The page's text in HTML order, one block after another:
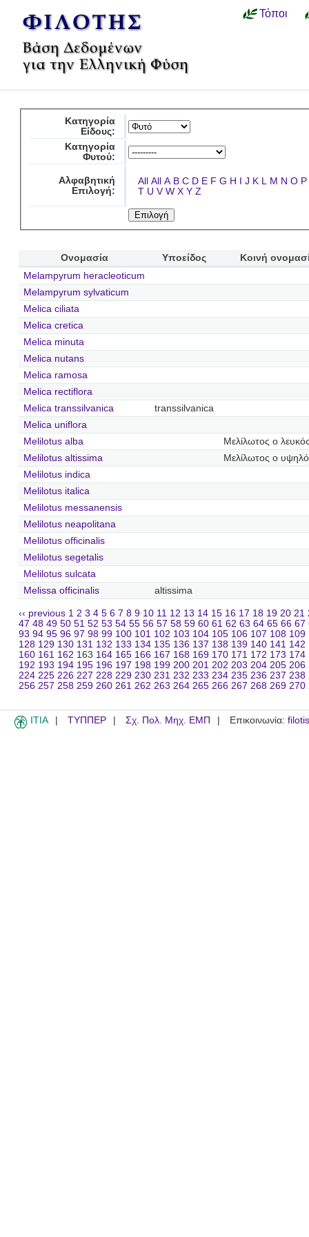
Τόποι
Κατηγορία
Είδους:
Κατηγορία
Φυτού:
Αλφαβητική
Επιλογή:
All All A B C D E F G H I J K L M N O P
T U V W X Y Z
Ονομασία Υποείδος
Κοινή
Melampyrum heracleoticum
Melampyrum sylvaticum
Melica ciliata
Melica cretica
Melica minuta
Melica nutans
Melica ramosa
Melica rectiflora
Melica transsilvanica
transsilvanica
Melica uniflora
Melilotus alba
Μελίλωτος ο
Melilotus altissima
Μελίλωτος ο
Melilotus indica
Melilotus italica
Melilotus messanensis
Melilotus neapolitana
Melilotus officinalis
Melilotus segetalis
Melilotus sulcata
Melissa officinalis
altissima
‹‹ previous 1 2 3 4 5 6 7 8 9 10 11 12 13 14 15 16 17 18 19 20 21
47 48 49 50 51 52 53 54 55 56 57 58 59 60 61 62 63 64 65 66 67
93 94 95 96 97 98 99 100 101 102 103 104 105 106 107 108 109
128 129 130 131 132 133 134 135 136 137 138 139 140 141 142
160 161 162 163 164 165 166 167 168 169 170 171 172 173 174
192 193 194 195 196 197 198 199 200 201 202 203 204 205 206
224 225 226 227 228 229 230 231 232 233 234 235 236 237 238
256 257 258 259 260 261 262 263 264 265 266 267 268 269 270
ITIA ΤΥΠΠΕΡ Σχ. Πολ. Μηχ. ΕΜΠ Επικοινωνία: